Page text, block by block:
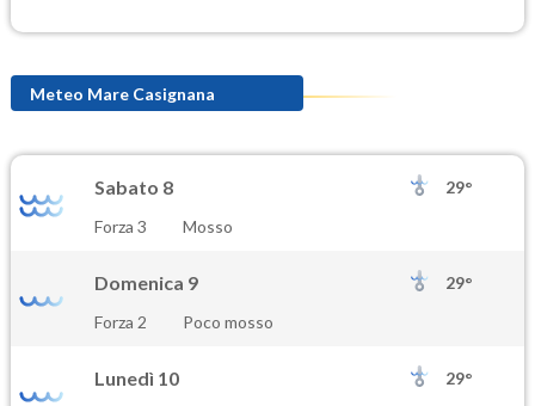
Meteo Mare Casignana
Sabato 8
29°
Forza 3
Mosso
Domenica 9
29°
Forza 2
Poco mosso
Lunedì 10
29°